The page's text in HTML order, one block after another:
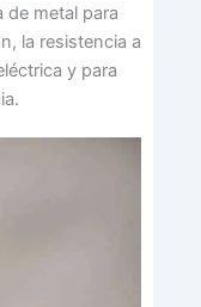
de metal para
la resistencia a
y para